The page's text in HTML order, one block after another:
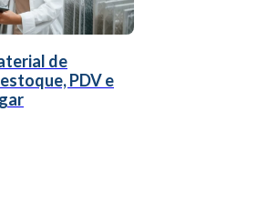
de
PDV e